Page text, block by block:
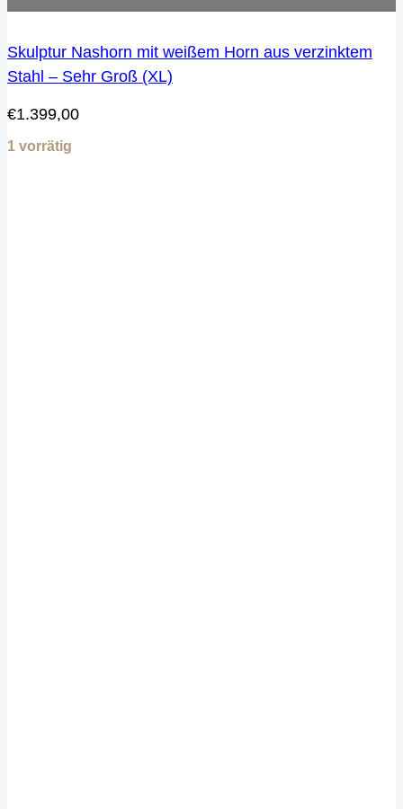
Skulptur Nashorn mit weißem Horn aus verzinktem
Stahl – Sehr Groß (XL)
€1.399,00
1 vorrätig